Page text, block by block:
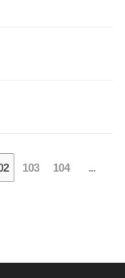
103 104 ...